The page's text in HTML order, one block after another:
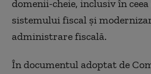
domenii-cheie, inclusiv în
sistemului fiscal și
administrare fiscală.
În documentul adoptat de